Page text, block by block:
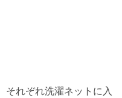
それぞれ洗濯ネットに入